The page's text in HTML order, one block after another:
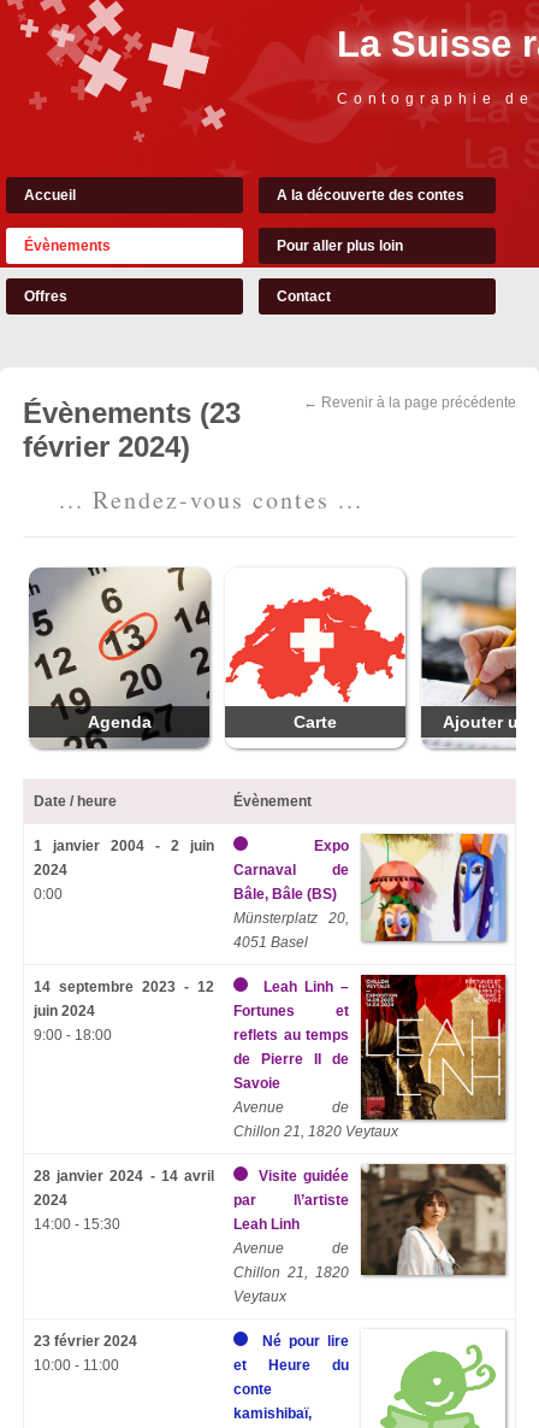
La Suisse
Contographie
Accueil A la découverte des contes
Évènements Pour aller plus loin
Offres Contact
← Revenir à la page précédente
Évènements (23
février 2024)
... Rendez-vous contes ...
Agenda Carte Ajouter
Date / heure Évènement
1 janvier 2004 - 2 juin
2024
0:00
Expo
Carnaval de
Bâle, Bâle (BS)
Münsterplatz 20,
4051 Basel
14 septembre 2023 - 12
juin 2024
9:00 - 18:00
Leah Linh –
Fortunes et
reflets au temps
de Pierre II de
Savoie
Avenue de
Chillon 21, 1820 Veytaux
28 janvier 2024 - 14 avril
2024
14:00 - 15:30
Visite guidée
par l\’artiste
Leah Linh
Avenue de
Chillon 21, 1820
Veytaux
23 février 2024
10:00 - 11:00
Né pour lire
et Heure du
conte
kamishibaï,